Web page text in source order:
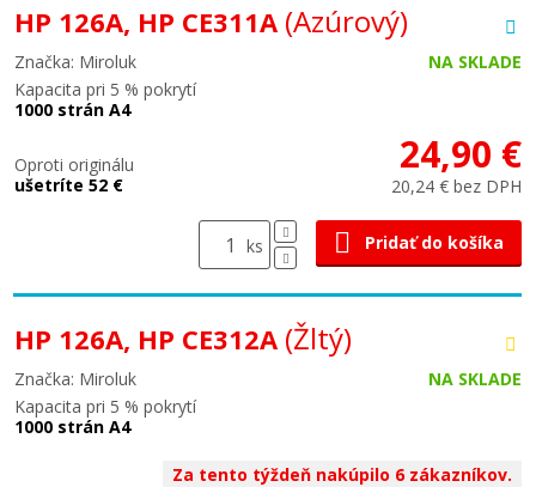
HP 126A, HP CE311A (Azúrový)
Značka: Miroluk
NA SKLADE
Kapacita pri 5 % pokrytí
1000 strán A4
Oproti originálu
ušetríte 52 €
24,90 €
20,24 € bez DPH
ks Pridať do košíka
HP 126A, HP CE312A (Žltý)
Značka: Miroluk
NA SKLADE
Kapacita pri 5 % pokrytí
1000 strán A4
Za tento týždeň nakúpilo 6 zákazníkov.